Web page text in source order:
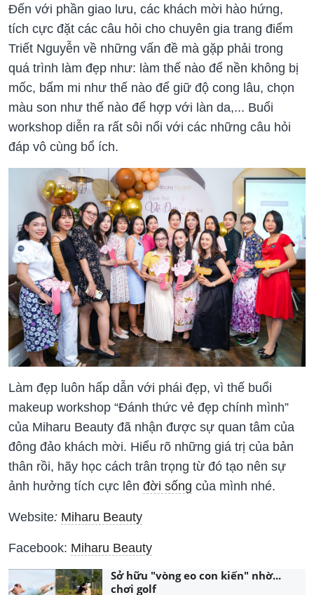
Đến với phần giao lưu, các khách mời hào hứng,
tích cực đặt các câu hỏi cho chuyên gia trang điểm
Triết Nguyễn về những vấn đề mà gặp phải trong
quá trình làm đẹp như: làm thế nào để nền không bị
mốc, bấm mi như thế nào để giữ độ cong lâu, chọn
màu son như thế nào để hợp với làn da,... Buổi
workshop diễn ra rất sôi nổi với các những câu hỏi
đáp vô cùng bổ ích.
Làm đẹp luôn hấp dẫn với phái đẹp, vì thế buổi
makeup workshop “Đánh thức vẻ đẹp chính mình”
của Miharu Beauty đã nhận được sự quan tâm của
đông đảo khách mời. Hiểu rõ những giá trị của bản
thân rồi, hãy học cách trân trọng từ đó tạo nên sự
ảnh hưởng tích cực lên đời sống của mình nhé.
Website: Miharu Beauty
Facebook: Miharu Beauty
Sở hữu "vòng eo con kiến" nhờ...
chơi golf